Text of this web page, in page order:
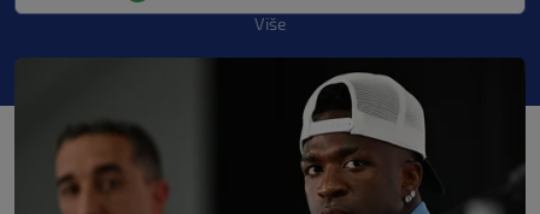
Više